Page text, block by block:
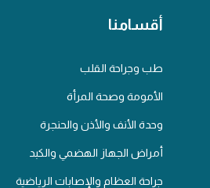
أقسامنا
طب وجراحة القلب
الأمومة وصحة المرأة
وحدة الأنف والأذن والحنجرة
أمراض الجهاز الهضمي والكبد
جراحة العظام والإصابات الرياضية